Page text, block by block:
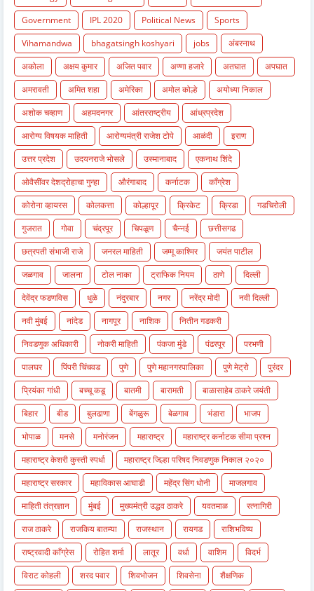
Government
IPL 2020 Political News
Sports
Vihamandwa
bhagatsingh koshyari jobs
अंबरनाथ
अकोला
अक्षय कुमार अजित पवार अण्णा हजारे अतघात
अपघात
अमरावती
अमित शहा अमेरिका अमोल कोल्हे
अयोध्या निकाल
अशोक चव्हाण
अहमदनगर आंतरराष्ट्रीय
आंध्रप्रदेश
आरोग्य विषयक माहिती
आरोग्यमंत्री राजेश टोपे आळंदी
इराण
उत्तर प्रदेश
उदयनराजे भोसले उस्मानाबाद
एकनाथ शिंदे
ओवैसींवर देशद्रोहाचा गुन्हा
औरंगाबाद कर्नाटक
काँग्रेश
कोरोना व्हायरस
कोलकत्ता कोल्हापूर क्रिकेट क्रिडा
गडचिरोली
गुजरात
गोवा चंद्रपूर चिपळूण चैन्नई
छत्तीसगढ
छत्रपती संभाजी राजे
जनरल माहिती जम्मू काश्मिर
जयंत पाटील
जळगाव
जालना टोल नाका ट्राफिक नियम ठाणे
दिल्ली
देवेंद्र फडणविस
धुळे नंदुरबार नगर नरेंद्र मोदी
नवी दिल्ली
नवी मुंबई
नांदेड नागपूर नाशिक
नितीन गडकरी
निवडणुक अधिकारी
नोकरी माहिती पंकजा मुंडे पंढरपूर
परभणी
पालघर
पिंपरी चिंचवड पुणे पुणे महानगरपालिका पुणे मेट्रो
पुरंदर
प्रियंका गांधी
बच्चू कडू बातमी बारामती
बाळासाहेब ठाकरे जयंती
बिहार
बीड बुलढाणा बेंगळुरू बेळगाव भंडारा
भाजप
भोपाळ
मनसे मनोरंजन महाराष्ट्र
महाराष्ट्र कर्नाटक सीमा प्रश्न
महाराष्ट्र केशरी कुस्ती स्पर्धा
महाराष्ट्र जिल्हा परिषद निवडणुक निकाल २०२०
महाराष्ट्र सरकार
महाविकास आघाडी महेंद्र सिंग धोनी
माजलगाव
माहिती तंत्रज्ञान
मुंबई मुख्यमंत्री उद्धव ठाकरे यवतमाळ
रत्नागिरी
राज ठाकरे
राजकिय बातम्या राजस्थान रायगड
राशिभविष्य
राष्ट्रवादी काँग्रेस
रोहित शर्मा लातूर वर्धा वाशिम
विदर्भ
विराट कोहली
शरद पवार शिवभोजन शिवसेना
शैक्षणिक